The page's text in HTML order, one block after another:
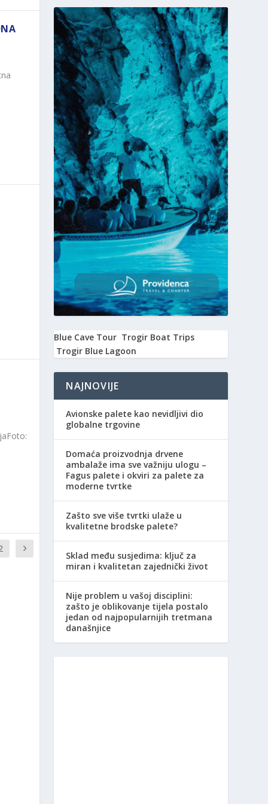
Blue Cave Tour Trogir Boat Trips
Trogir Blue Lagoon
NAJNOVIJE
Avionske palete kao nevidljivi dio
globalne trgovine
Domaća proizvodnja drvene
ambalaže ima sve važniju ulogu –
Fagus palete i okviri za palete za
moderne tvrtke
Zašto sve više tvrtki ulaže u
kvalitetne brodske palete?
Sklad među susjedima: ključ za
miran i kvalitetan zajednički život
Nije problem u vašoj disciplini:
zašto je oblikovanje tijela postalo
jedan od najpopularnijih tretmana
današnjice